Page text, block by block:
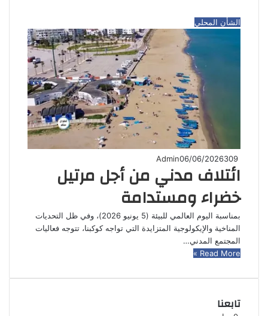
الشأن المحلي
Admin06/06/2026
ائتلاف مدني من أجل مرتيل
خضراء ومستدامة
بمناسبة اليوم العالمي للبيئة (5 يونيو 2026)، وفي ظل التحديات
المناخية والإيكولوجية المتزايدة التي تواجه كوكبنا، تتوجه فعاليات
المجتمع المدني…
Read More »
تابعنا